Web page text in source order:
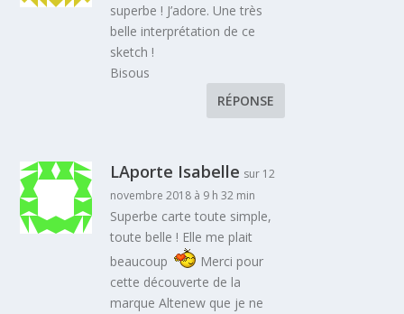
superbe ! J’adore. Une très
belle interprétation de ce
sketch !
Bisous
RÉPONSE
LAporte Isabelle sur 12
novembre 2018 à 9 h 32 min
Superbe carte toute simple,
toute belle ! Elle me plait
beaucoup
Merci pour
cette découverte de la
marque Altenew que je ne